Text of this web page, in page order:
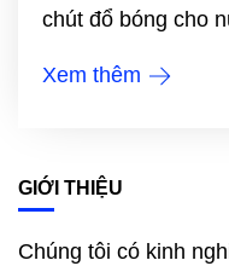
chút đổ bóng cho
Xem thêm
GIỚI THIỆU
Chúng tôi có kinh